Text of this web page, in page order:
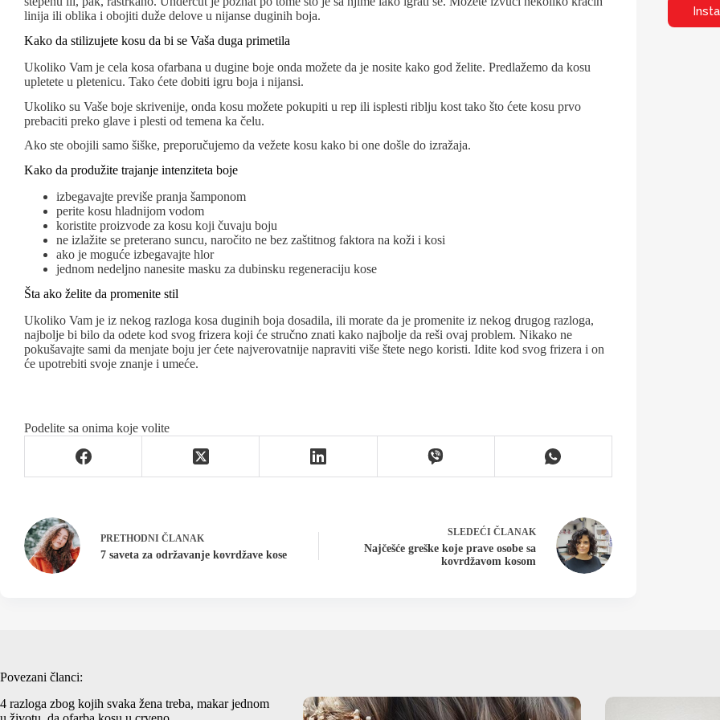
linija ili oblika i obojiti duže delove u nijanse duginih boja.
Kako da stilizujete kosu da bi se Vaša duga primetila
Ukoliko Vam je cela kosa ofarbana u dugine boje onda možete da je nosite kako god želite. Predlažemo da kosu
upletete u pletenicu. Tako ćete dobiti igru boja i nijansi.
Ukoliko su Vaše boje skrivenije, onda kosu možete pokupiti u rep ili isplesti riblju kost tako što ćete kosu prvo
prebaciti preko glave i plesti od temena ka čelu.
Ako ste obojili samo šiške, preporučujemo da vežete kosu kako bi one došle do izražaja.
Kako da produžite trajanje intenziteta boje
izbegavajte previše pranja šamponom
perite kosu hladnijom vodom
koristite proizvode za kosu koji čuvaju boju
ne izlažite se preterano suncu, naročito ne bez zaštitnog faktora na koži i kosi
ako je moguće izbegavajte hlor
jednom nedeljno nanesite masku za dubinsku regeneraciju kose
Šta ako želite da promenite stil
Ukoliko Vam je iz nekog razloga kosa duginih boja dosadila, ili morate da je promenite iz nekog drugog razloga,
najbolje bi bilo da odete kod svog frizera koji će stručno znati kako najbolje da reši ovaj problem. Nikako ne
pokušavajte sami da menjate boju jer ćete najverovatnije napraviti više štete nego koristi. Idite kod svog frizera i on
će upotrebiti svoje znanje i umeće.
Podelite sa onima koje volite
PRETHODNI ČLANAK
7 saveta za održavanje kovrdžave kose
SLEDEĆI ČLANAK
Najčešće greške koje prave osobe sa
kovrdžavom kosom
Povezani članci:
4 razloga zbog kojih svaka žena treba, makar jednom